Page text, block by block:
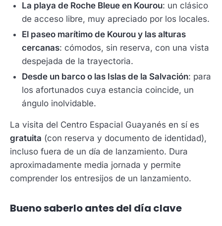
La playa de Roche Bleue en Kourou: un clásico
de acceso libre, muy apreciado por los locales.
El paseo marítimo de Kourou y las alturas
cercanas: cómodos, sin reserva, con una vista
despejada de la trayectoria.
Desde un barco o las Islas de la Salvación: para
los afortunados cuya estancia coincide, un
ángulo inolvidable.
La visita del Centro Espacial Guayanés en sí es
gratuita (con reserva y documento de identidad),
incluso fuera de un día de lanzamiento. Dura
aproximadamente media jornada y permite
comprender los entresijos de un lanzamiento.
Bueno saberlo antes del día clave